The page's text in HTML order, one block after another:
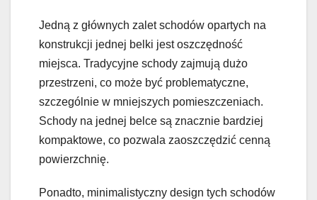
Jedną z głównych zalet schodów opartych na
konstrukcji jednej belki jest oszczędność
miejsca. Tradycyjne schody zajmują dużo
przestrzeni, co może być problematyczne,
szczególnie w mniejszych pomieszczeniach.
Schody na jednej belce są znacznie bardziej
kompaktowe, co pozwala zaoszczędzić cenną
powierzchnię.
Ponadto, minimalistyczny design tych schodów